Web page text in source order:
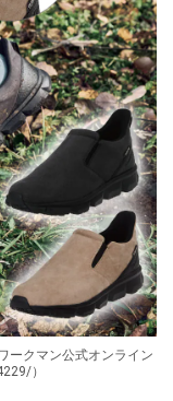
ークマン公式オンライン
）